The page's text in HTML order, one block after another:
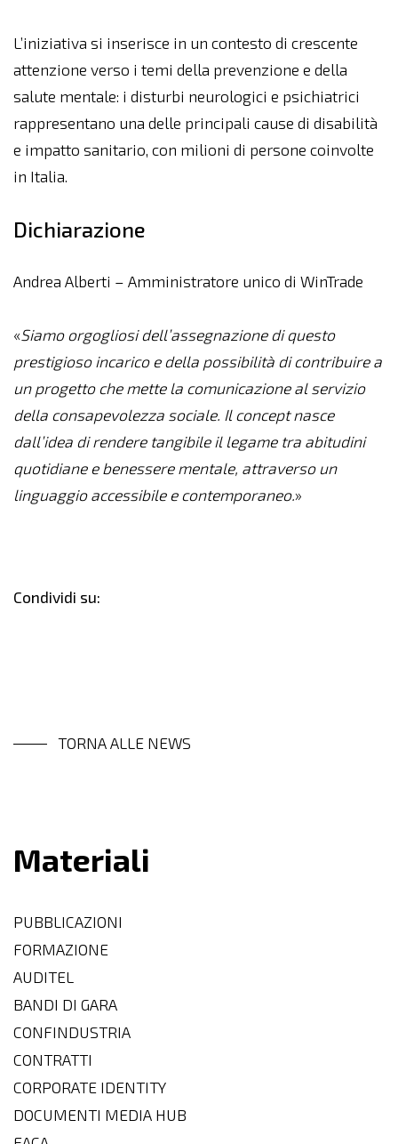
L’iniziativa si inserisce in un contesto di crescente
attenzione verso i temi della prevenzione e della
salute mentale: i disturbi neurologici e psichiatrici
rappresentano una delle principali cause di disabilità
e impatto sanitario, con milioni di persone coinvolte
in Italia.
Dichiarazione
Andrea Alberti – Amministratore unico di WinTrade
«Siamo orgogliosi dell’assegnazione di questo
prestigioso incarico e della possibilità di contribuire a
un progetto che mette la comunicazione al servizio
della consapevolezza sociale. Il concept nasce
dall’idea di rendere tangibile il legame tra abitudini
quotidiane e benessere mentale, attraverso un
linguaggio accessibile e contemporaneo.»
Condividi su:
TORNA ALLE NEWS
Materiali
PUBBLICAZIONI
FORMAZIONE
AUDITEL
BANDI DI GARA
CONFINDUSTRIA
CONTRATTI
CORPORATE IDENTITY
DOCUMENTI MEDIA HUB